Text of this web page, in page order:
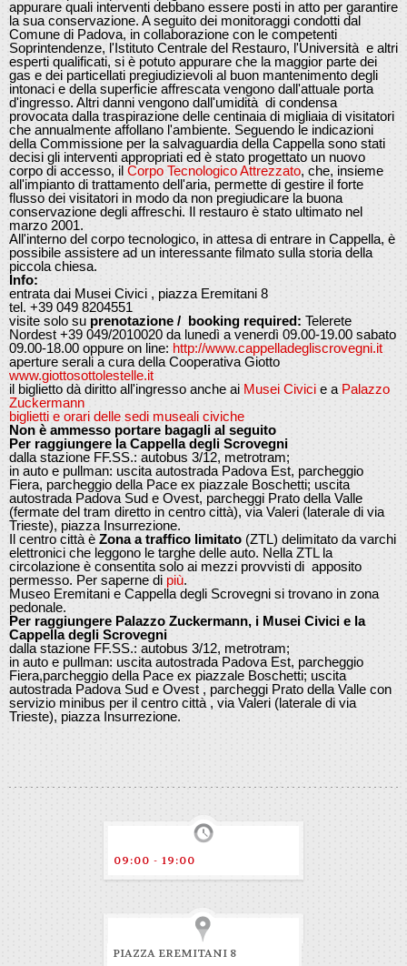
appurare quali interventi debbano essere posti in atto per garantire
la sua conservazione. A seguito dei monitoraggi condotti dal
Comune di Padova, in collaborazione con le competenti
Soprintendenze, l'Istituto Centrale del Restauro, l'Università e altri
esperti qualificati, si è potuto appurare che la maggior parte dei
gas e dei particellati pregiudizievoli al buon mantenimento degli
intonaci e della superficie affrescata vengono dall'attuale porta
d'ingresso. Altri danni vengono dall'umidità di condensa
provocata dalla traspirazione delle centinaia di migliaia di visitatori
che annualmente affollano l'ambiente. Seguendo le indicazioni
della Commissione per la salvaguardia della Cappella sono stati
decisi gli interventi appropriati ed è stato progettato un nuovo
corpo di accesso, il Corpo Tecnologico Attrezzato, che, insieme
all'impianto di trattamento dell'aria, permette di gestire il forte
flusso dei visitatori in modo da non pregiudicare la buona
conservazione degli affreschi. Il restauro è stato ultimato nel
marzo 2001.
All'interno del corpo tecnologico, in attesa di entrare in Cappella, è
possibile assistere ad un interessante filmato sulla storia della
piccola chiesa.
Info:
entrata dai Musei Civici , piazza Eremitani 8
tel. +39 049 8204551
visite solo su prenotazione / booking required: Telerete
Nordest +39 049/2010020 da lunedì a venerdì 09.00-19.00 sabato
09.00-18.00 oppure on line: http://www.cappelladegliscrovegni.it
aperture serali a cura della Cooperativa Giotto
www.giottosottolestelle.it
il biglietto dà diritto all'ingresso anche ai Musei Civici e a Palazzo
Zuckermann
biglietti e orari delle sedi museali civiche
Non è ammesso portare bagagli al seguito
Per raggiungere la Cappella degli Scrovegni
dalla stazione FF.SS.: autobus 3/12, metrotram;
in auto e pullman: uscita autostrada Padova Est, parcheggio
Fiera, parcheggio della Pace ex piazzale Boschetti; uscita
autostrada Padova Sud e Ovest, parcheggi Prato della Valle
(fermate del tram diretto in centro città), via Valeri (laterale di via
Trieste), piazza Insurrezione.
Il centro città è Zona a traffico limitato (ZTL) delimitato da varchi
elettronici che leggono le targhe delle auto. Nella ZTL la
circolazione è consentita solo ai mezzi provvisti di apposito
permesso. Per saperne di più.
Museo Eremitani e Cappella degli Scrovegni si trovano in zona
pedonale.
Per raggiungere Palazzo Zuckermann, i Musei Civici e la
Cappella degli Scrovegni
dalla stazione FF.SS.: autobus 3/12, metrotram;
in auto e pullman: uscita autostrada Padova Est, parcheggio
Fiera,parcheggio della Pace ex piazzale Boschetti; uscita
autostrada Padova Sud e Ovest , parcheggi Prato della Valle con
servizio minibus per il centro città , via Valeri (laterale di via
Trieste), piazza Insurrezione.
09:00 - 19:00
PIAZZA EREMITANI 8